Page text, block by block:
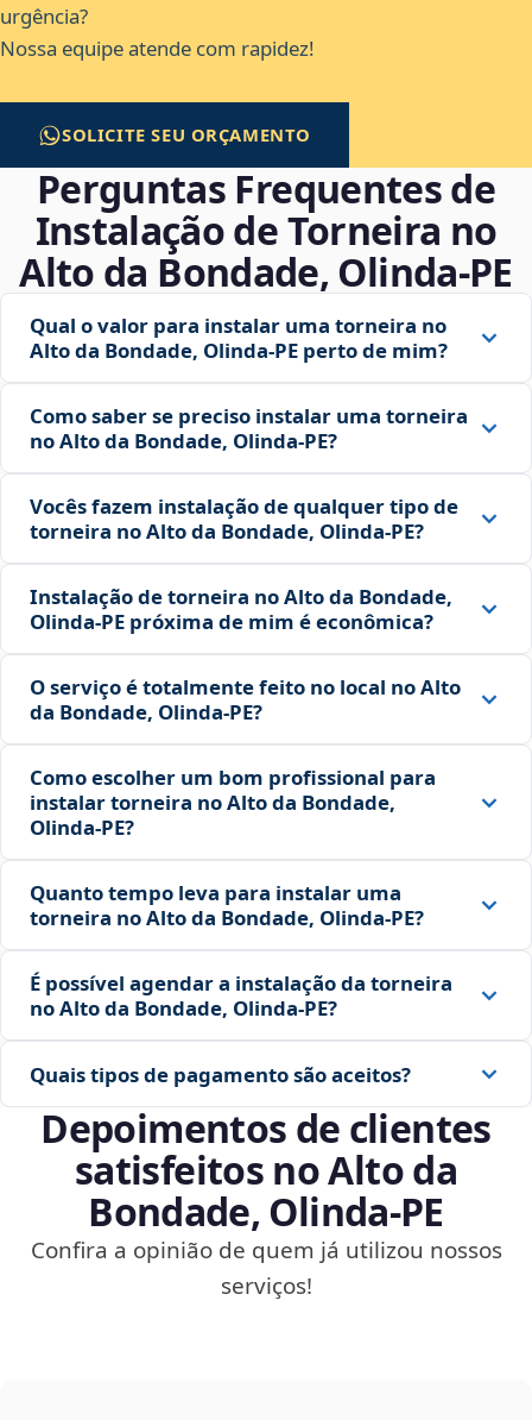
urgência?
Nossa equipe atende com rapidez!
SOLICITE SEU ORÇAMENTO
Perguntas Frequentes de
Instalação de Torneira no
Alto da Bondade, Olinda‑PE
Qual o valor para instalar uma torneira no
Alto da Bondade, Olinda‑PE perto de mim?
Como saber se preciso instalar uma torneira
no Alto da Bondade, Olinda‑PE?
Vocês fazem instalação de qualquer tipo de
torneira no Alto da Bondade, Olinda‑PE?
Instalação de torneira no Alto da Bondade,
Olinda‑PE próxima de mim é econômica?
O serviço é totalmente feito no local no Alto
da Bondade, Olinda‑PE?
Como escolher um bom profissional para
instalar torneira no Alto da Bondade,
Olinda‑PE?
Quanto tempo leva para instalar uma
torneira no Alto da Bondade, Olinda‑PE?
É possível agendar a instalação da torneira
no Alto da Bondade, Olinda‑PE?
Quais tipos de pagamento são aceitos?
Depoimentos de clientes
satisfeitos no Alto da
Bondade, Olinda‑PE
Confira a opinião de quem já utilizou nossos
serviços!